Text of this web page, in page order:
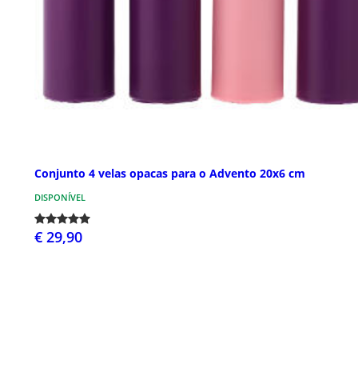
Conjunto 4 velas opacas para o Advento 20x6 cm
DISPONÍVEL
€ 29,90